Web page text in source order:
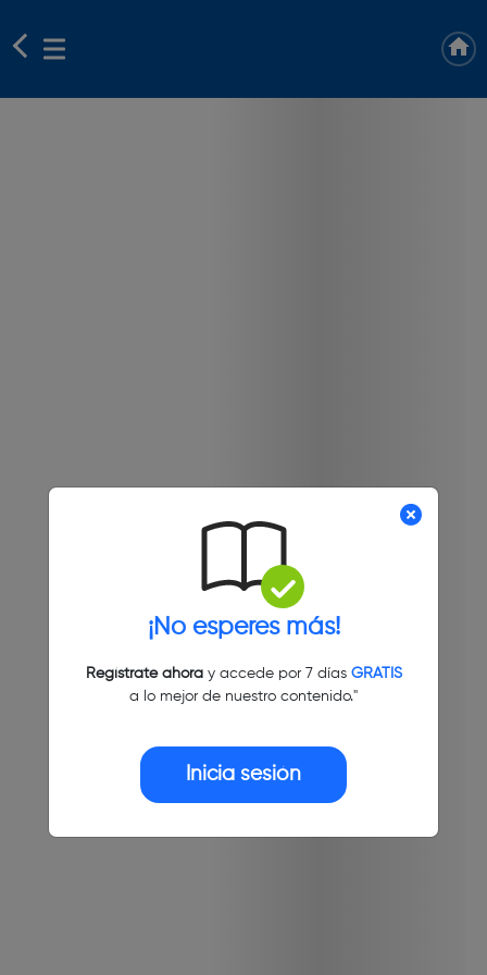
¡No esperes más!
Regístrate ahoray accede por 7 días GRATIS
a lo mejor de nuestro contenido."
Inicia sesión